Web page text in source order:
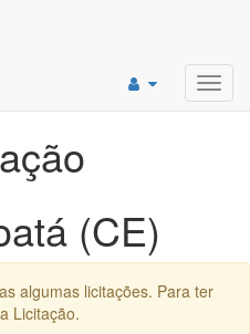
(CE)
algumas licitações. Para ter
Licitação.